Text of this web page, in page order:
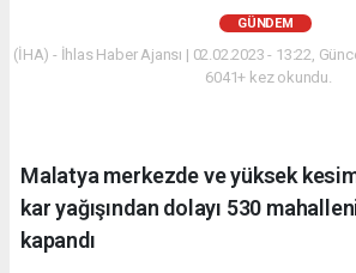
GÜNDEM
(İHA) - İhlas Haber Ajansı | 02.02.2023 - 13:22,
6041+ kez okundu.
Malatya merkezde ve yüksek
kar yağışından dolayı 530
kapandı